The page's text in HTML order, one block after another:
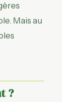
Mais au
?